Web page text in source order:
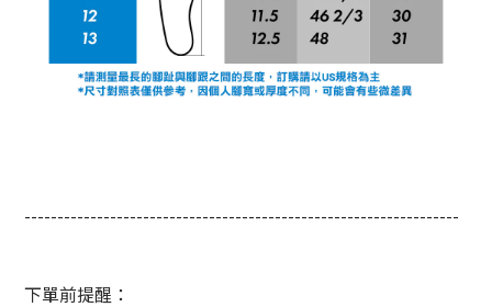
------------------------------------------------------------------
下單前提醒：